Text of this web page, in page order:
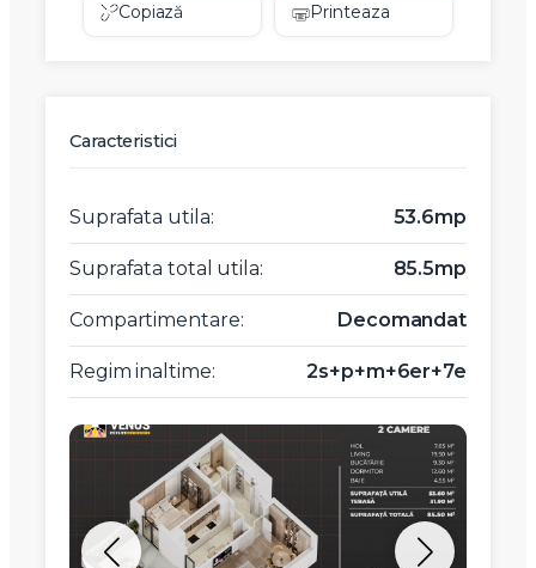
Copiază Printeaza
Caracteristici
Suprafata utila: 53.6mp
Suprafata total utila: 85.5mp
Compartimentare: Decomandat
Regim inaltime: 2s+p+m+6er+7e